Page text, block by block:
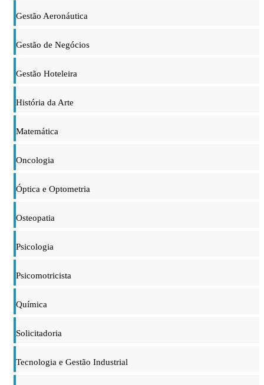
Gestão Aeronáutica
Gestão de Negócios
Gestão Hoteleira
História da Arte
Matemática
Oncologia
Óptica e Optometria
Osteopatia
Psicologia
Psicomotricista
Química
Solicitadoria
Tecnologia e Gestão Industrial